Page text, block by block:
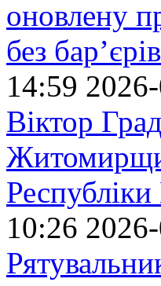
оновлену
без
14:59
Віктор
10:26